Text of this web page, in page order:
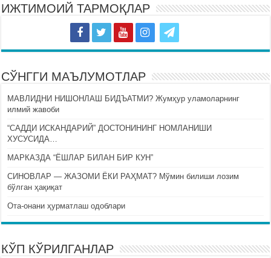
ИЖТИМОИЙ ТАРМОҚЛАР
СЎНГГИ МАЪЛУМОТЛАР
МАВЛИДНИ НИШОНЛАШ БИДЪАТМИ? Жумҳур уламоларнинг
илмий жавоби
“САДДИ ИСКАНДАРИЙ” ДОСТОНИНИНГ НОМЛАНИШИ
ХУСУСИДА…
МАРКАЗДА “ЁШЛАР БИЛАН БИР КУН”
СИНОВЛАР — ЖАЗОМИ ЁКИ РАҲМАТ? Мўмин билиши лозим
бўлган ҳақиқат
Ота-онани ҳурматлаш одоблари
КЎП КЎРИЛГАНЛАР